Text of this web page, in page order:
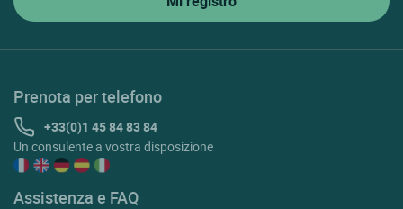
Prenota per telefono
+33(0)1 45 84 83 84
Un consulente a vostra disposizione
Assistenza e FAQ